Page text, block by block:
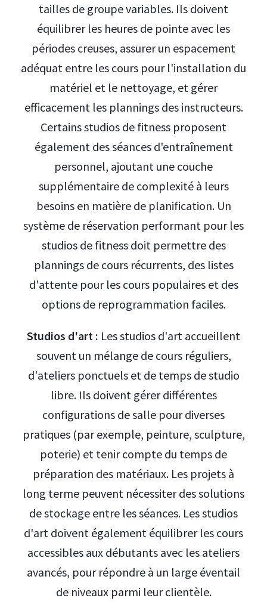
tailles de groupe variables. Ils doivent
équilibrer les heures de pointe avec les
périodes creuses, assurer un espacement
adéquat entre les cours pour l'installation du
matériel et le nettoyage, et gérer
efficacement les plannings des instructeurs.
Certains studios de fitness proposent
également des séances d'entraînement
personnel, ajoutant une couche
supplémentaire de complexité à leurs
besoins en matière de planification. Un
système de réservation performant pour les
studios de fitness doit permettre des
plannings de cours récurrents, des listes
d'attente pour les cours populaires et des
options de reprogrammation faciles.
Studios d'art : Les studios d'art accueillent
souvent un mélange de cours réguliers,
d'ateliers ponctuels et de temps de studio
libre. Ils doivent gérer différentes
configurations de salle pour diverses
pratiques (par exemple, peinture, sculpture,
poterie) et tenir compte du temps de
préparation des matériaux. Les projets à
long terme peuvent nécessiter des solutions
de stockage entre les séances. Les studios
d'art doivent également équilibrer les cours
accessibles aux débutants avec les ateliers
avancés, pour répondre à un large éventail
de niveaux parmi leur clientèle.